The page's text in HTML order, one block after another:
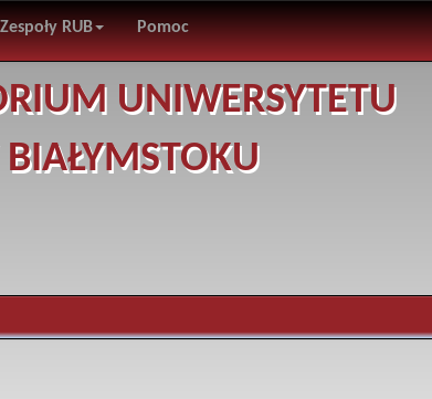
Zespoły RUB Pomoc
UNIWERSYTETU